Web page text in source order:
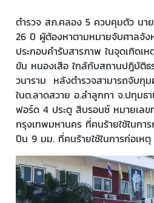
ตำรวจ สภ.คลอง 5 ควบคุมตัว นา
26 ปี ผู้ต้องหาตามหมายจับศาลจั
ประกอบคำรับสารภาพ ในจุดเกิดเ
ขัน หนองเสือ ใกล้กับสถานปฎิบัติ
วนาราม หลังตำรวจสามารถจับกุ
ในต.ลาดสวาย อ.ลำลูกกา จ.ปทุม
ฟอร์ด 4 ประตู สีบรอนซ์ หมายเลข
กรุงเทพมหานคร ที่คนร้ายใช้ในกา
ปืน 9 มม. ที่คนร้ายใช้ในการก่อเหตุ